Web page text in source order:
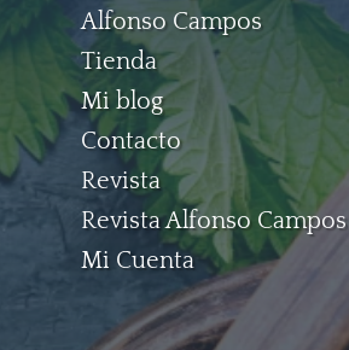
Alfonso Campos
Tienda
Mi blog
Contacto
Revista
Revista Alfonso Campos
Mi Cuenta